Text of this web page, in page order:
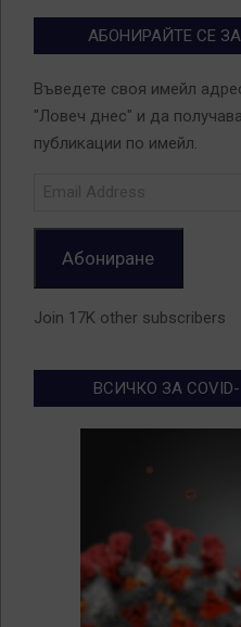
АБОНИРАЙТЕ СЕ
Въведете своя имейл
"Ловеч днес" и да
публикации по имейл.
Абониране
Join 17K other subscribers
ВСИЧКО ЗА